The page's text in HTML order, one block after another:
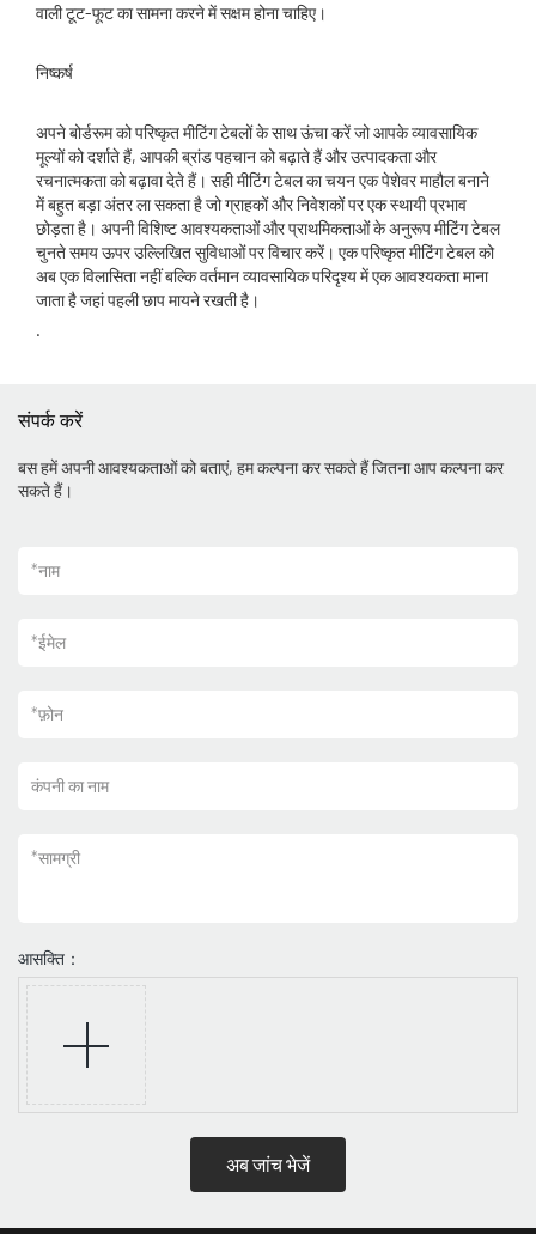
वाली टूट-फूट का सामना करने में सक्षम होना चाहिए।
निष्कर्ष
अपने बोर्डरूम को परिष्कृत मीटिंग टेबलों के साथ ऊंचा करें जो आपके व्यावसायिक
मूल्यों को दर्शाते हैं, आपकी ब्रांड पहचान को बढ़ाते हैं और उत्पादकता और
रचनात्मकता को बढ़ावा देते हैं। सही मीटिंग टेबल का चयन एक पेशेवर माहौल बनाने
में बहुत बड़ा अंतर ला सकता है जो ग्राहकों और निवेशकों पर एक स्थायी प्रभाव
छोड़ता है। अपनी विशिष्ट आवश्यकताओं और प्राथमिकताओं के अनुरूप मीटिंग टेबल
चुनते समय ऊपर उल्लिखित सुविधाओं पर विचार करें। एक परिष्कृत मीटिंग टेबल को
अब एक विलासिता नहीं बल्कि वर्तमान व्यावसायिक परिदृश्य में एक आवश्यकता माना
जाता है जहां पहली छाप मायने रखती है।
.
संपर्क करें
बस हमें अपनी आवश्यकताओं को बताएं, हम कल्पना कर सकते हैं जितना आप कल्पना कर
सकते हैं।
*नाम
*ईमेल
*फ़ोन
कंपनी का नाम
*सामग्री
आसक्ति：
अब जांच भेजें